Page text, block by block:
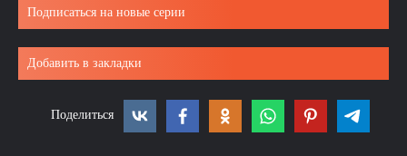
Подписаться на новые серии
Добавить в закладки
Поделиться